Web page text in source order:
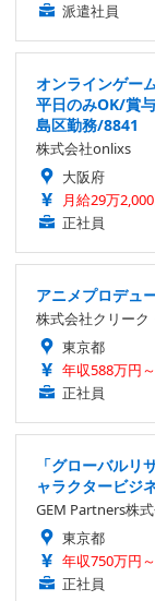
派遣社員
オンラインゲー
平日のみOK/賞
島区勤務/8841
株式会社onlixs
大阪府
月給29万
正社員
アニメプロデュ
株式会社クリーク
東京都
年収588万円
正社員
「グローバル
ャラクタービジ
GEM Partners株
東京都
年収750万円
正社員